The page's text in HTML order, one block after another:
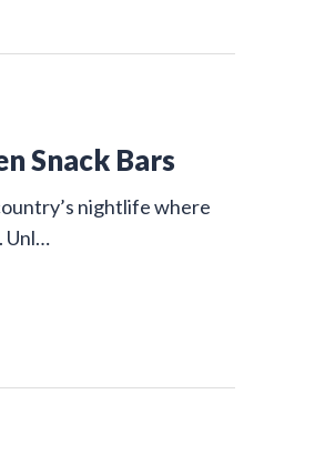
Snack Bars
nightlife where
Unl…